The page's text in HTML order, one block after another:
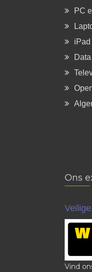
PC
Ons
Vind